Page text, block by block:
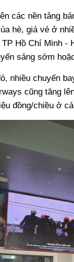
các nền tảng
hè, giá vé ở
Hồ Chí Minh -
sáng sớm
nhiều chuyến
cũng tăng
đồng/chiều ở